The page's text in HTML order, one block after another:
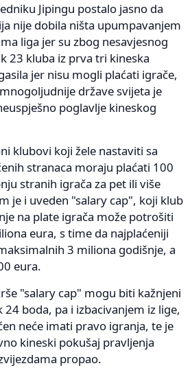
Jipingu postalo jasno da
nije dobila ništa upumpavanjem
liga jer su zbog nesavjesnog
23 kluba iz prva tri kineska
jer nisu mogli plaćati igrače,
države svijeta je
poglavlje kineskog
klubovi koji žele nastaviti sa
stranaca moraju plaćati 100
stranih igrača za pet ili više
je i uveden "salary cap", koji klub
na plate igrača može potrošiti
eura, s time da najplaćeniji
3 miliona godišnje, a
eura.
"salary cap" mogu biti kažnjeni
boda, pa i izbacivanjem iz lige,
neće imati pravo igranja, te je
kineski pokušaj pravljenja
propao.